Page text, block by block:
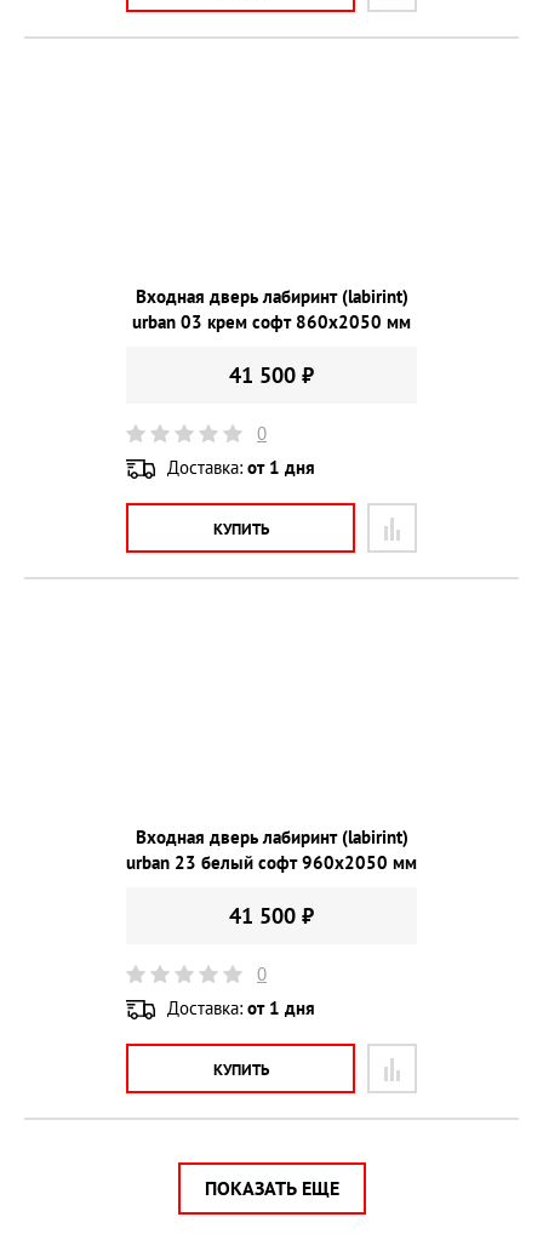
Входная дверь лабиринт (labirint)
urban 03 крем софт 860х2050 мм
41 500 ₽
0
Доставка: от 1 дня
КУПИТЬ
Входная дверь лабиринт (labirint)
urban 23 белый софт 960х2050 мм
41 500 ₽
0
Доставка: от 1 дня
КУПИТЬ
ПОКАЗАТЬ ЕЩЕ